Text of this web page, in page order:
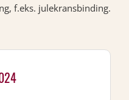
f.eks. julekransbinding.